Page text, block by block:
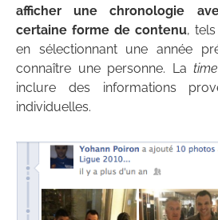
afficher une chronologie
certaine forme de contenu,
en sélectionnant une année
connaître une personne. La
inclure des informations
individuelles.